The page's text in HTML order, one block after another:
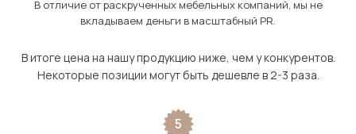
В отличие от раскрученных мебельных компаний, мы не
вкладываем деньги в масштабный PR.
В итоге цена на нашу продукцию ниже, чем у конкурентов.
Некоторые позиции могут быть дешевле в 2-3 раза.
5